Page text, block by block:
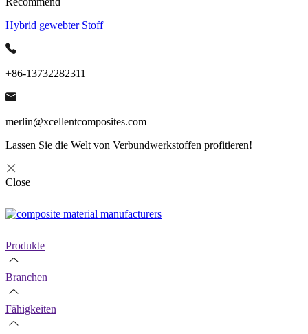
Hybrid gewebter Stoff
+86-13732282311
merlin@xcellentcomposites.com
Lassen Sie die Welt von Verbundwerkstoffen profitieren!
Close
Produkte
Branchen
Fähigkeiten